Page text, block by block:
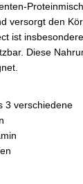
versorgt den
ist
Diese
3 verschiedene